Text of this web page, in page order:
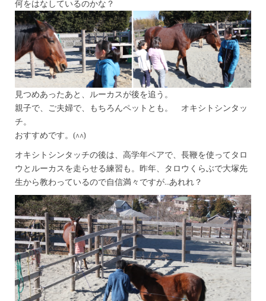
何をはなしているのかな？
見つめあったあと、ルーカスが後を追う。
親子で、ご夫婦で、もちろんペットとも。 オキシトシンタッ
チ。
おすすめです。(^^)
オキシトシンタッチの後は、高学年ペアで、長鞭を使ってタロ
ウとルーカスを走らせる練習も。昨年、タロウくらぶで大塚先
生から教わっているので自信満々ですが…あれれ？